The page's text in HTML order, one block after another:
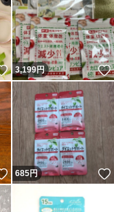
いいね！
3,199円
いいね！
685円